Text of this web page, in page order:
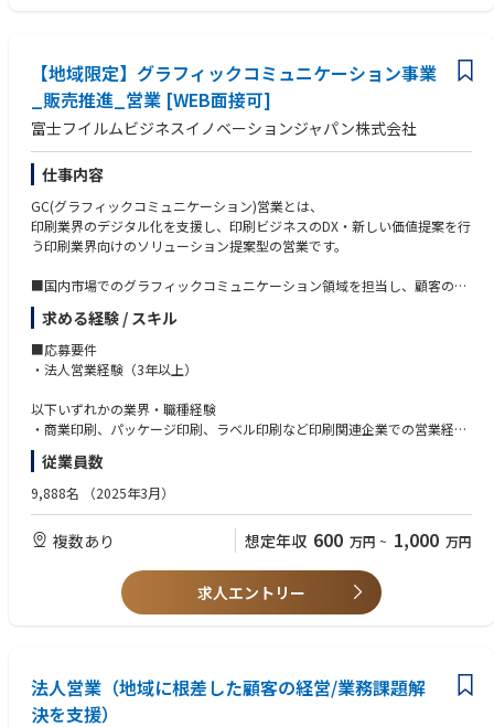
・業務内容やキャリアの幅を広げ、成長していくことを期待しています。
毎年上司と一緒に掲げた目標に向けた積極的な行動と成果を評価する組
織風土がございます。
■同ポジションの魅力/働き方
【顧客基盤を活かした価値提供】
・ドキュメントを扱うあらゆる業界と部門にリーチできる顧客基盤を活か
し、アナログとデジタルの接続などの当社独自の技術と、
他社の様々なソリューションを組み合わせることで、当社にしかできな
い提案が可能です。
競合他社が踏み込めていない手つかずの領域も多く、
裁量をもってお客様の効率的な働き方や創造的な働き方を実現すること
ができます。
【自社で蓄積したノウハウを凝縮した価値提供】
・当社には、試行錯誤を繰り返した社内成功事例・失敗事例の蓄積があり
営業部門のお客様に対しては当社の営業部門の事例を活かす等「当社自
身が実験台となることによる」リアルな提案を行うことができます。
また、お客様の目線に立った、具体的で効果的なアプローチを、関連部
門と協力して行うことができます。
【幅広いキャリアパスと開発計画支援】
・業務内容やキャリアの幅を広げ、成長していくことを期待しています。
毎年上司と一緒に掲げた目標に向けた積極的な行動と
成果を評価する組織風土がございます。
・全社平均残業時間：約20時間/月。自社でも業務改革、プロセス効率
化、働き方改革に取り組んでいます。
システムエンジニアリング統括部
ターフォールプロセスの経験がある方
【地域限定】グラフィックコミュニケーション事業
_販売推進_営業 [WEB面接可]
富士フイルムビジネスイノベーションジャパン株式会社
仕事内容
GC(グラフィックコミュニケーション)営業とは、
印刷業界のデジタル化を支援し、印刷ビジネスのDX・新しい価値提案を行
う印刷業界向けのソリューション提案型の営業です。
■国内市場でのグラフィックコミュニケーション領域を担当し、顧客のビ
ジネスモデルの変革を支援し販売推進を担っていただきます。
顧客の課題を掘り下げ、印刷工程の効率化や販促・マーケティング活用な
ど、印刷ビジネス全体の価値・売上向上に向けた提案を行います。
ションです。
※グラフィックコミュニケーション領域：https://www.fujifilm.com/fb/s
■仕事内容
本ポジションでは、印刷業界・一般企業向けに、
プロダクションプリンターやデジタル輪転インクジェット機器を中心とし
単なる機器販売ではなく、印刷業界の変化や顧客の経営課題を捉え、
■業務内容
・顧客（印刷会社・サービスビューロ・一般企業など）の課題把握・ヒア
求める経験 / スキル
■応募要件
・法人営業経験（3年以上）
以下いずれかの業界・職種経験
・商業印刷、パッケージ印刷、ラベル印刷など印刷関連企業での営業経験
・プロダクションプリンター／印刷機器メーカー・販売会社での営業経験
・サービスビューロ（可変データ帳票・DMなどの出力業務会社）での営
業経験
■歓迎スキル
•デジタルプリント／インクジェット／オフセット印刷に関する知見
•プリプレス・ポストプレス工程の理解
•製造業などでの課題解決型提案営業の経験
■求める人物像
•顧客課題の理解から提案を構築できる「課題解決志向」の方
従業員数
9,888名 （2025年3月）
複数あり 想定年収 600 万円 ~ 1,000 万円
求人エントリー
法人営業（地域に根差した顧客の経営/業務課題解
決を支援）